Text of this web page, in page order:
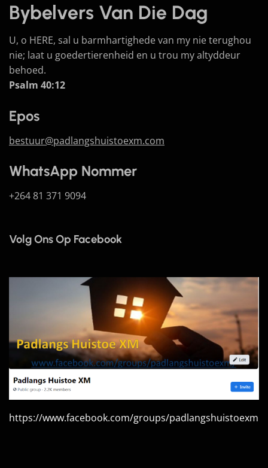
Bybelvers Van Die Dag
U, o HERE, sal u barmhartighede van my nie terughou
nie; laat u goedertierenheid en u trou my altyddeur
behoed.
Psalm 40:12
Epos
bestuur@padlangshuistoexm.com
WhatsApp Nommer
+264 81 371 9094
Volg Ons Op Facebook
https://www.facebook.com/groups/padlangshuistoexm